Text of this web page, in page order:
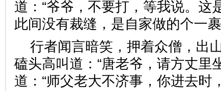
道：“爷爷，不要打，等我说。这
此间没有裁缝，是自家做的个
行者闻言暗笑，押着众僧，出
磕头高叫道：“唐老爷，请方丈里
道：“师父老大不济事，你进去时